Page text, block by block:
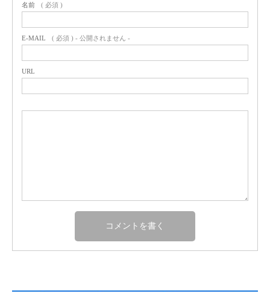
名前 ( 必須 )
E-MAIL ( 必須 ) - 公開されません -
URL